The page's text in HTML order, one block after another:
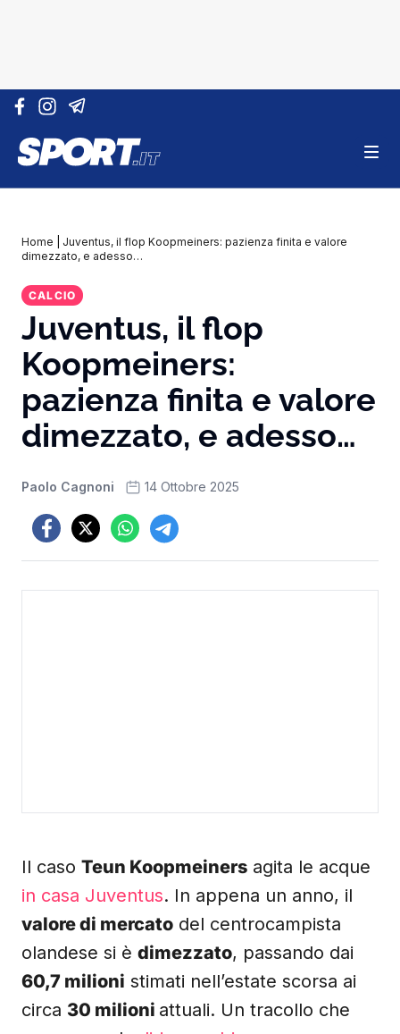
Vai al contenuto
Home
Juventus, il flop Koopmeiners: pazienza finita e valore
dimezzato, e adesso…
CALCIO
Juventus, il flop
Koopmeiners:
pazienza finita e valore
dimezzato, e adesso…
Paolo Cagnoni 14 Ottobre 2025
Il caso Teun Koopmeiners agita le acque
in casa Juventus. In appena un anno, il
valore di mercato del centrocampista
olandese si è dimezzato, passando dai
60,7 milioni stimati nell’estate scorsa ai
circa 30 milioni attuali. Un tracollo che